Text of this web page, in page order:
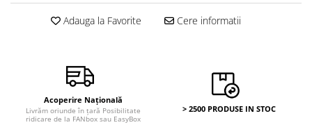
Bancnote
Accesorii colectie bancnote
Albume cu folii pentru stocare
bancnote
Bibliorafturi
Adauga la Favorite Cere informatii
Acoperire Națională
Livrăm oriunde în țară Posibilitate
ridicare de la FANbox sau EasyBox
> 2500 PRODUSE IN STOC